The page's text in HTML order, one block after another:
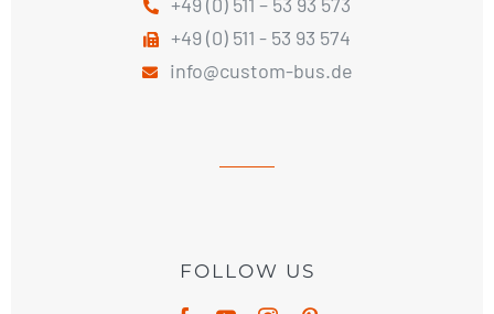
+49 (0) 511 - 53 93 574
info@custom-bus.de
FOLLOW US